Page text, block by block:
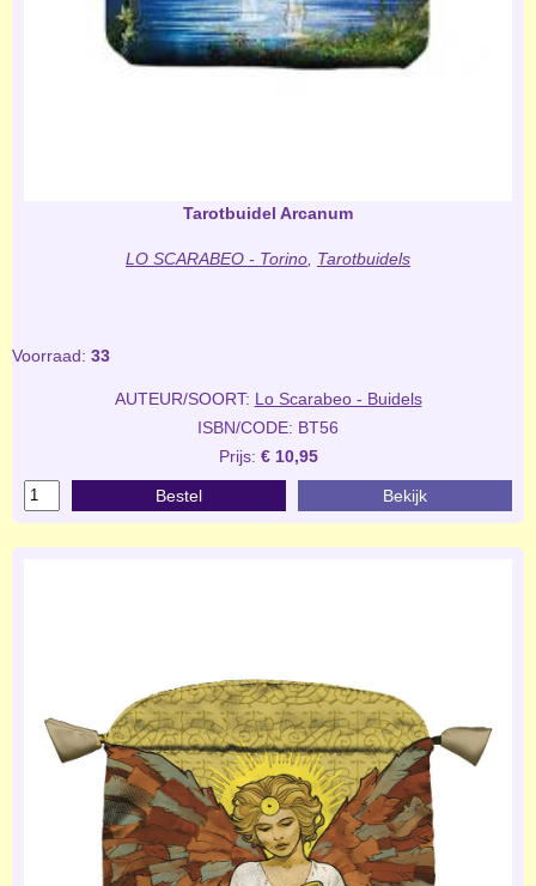
Tarotbuidel Arcanum
LO SCARABEO - Torino Tarotbuidels
Voorraad: 33
AUTEUR/SOORT: Lo Scarabeo - Buidels
ISBN/CODE: BT56
Prijs: € 10,95
Bestel Bekijk